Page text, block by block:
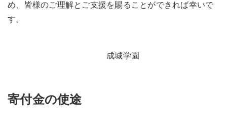
め、皆様のご理解とご支援を賜ることができれば幸いで
す。
成城学園
寄付金の使途